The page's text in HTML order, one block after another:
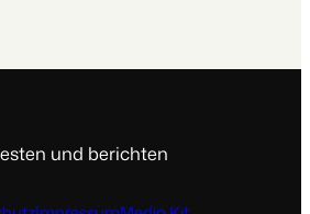
und berichten